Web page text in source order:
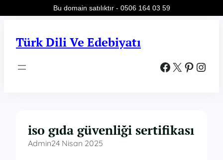
Türk Dili Ve Edebiyatı
Facebook X Pinterest Instagram
iso gıda güvenliği sertifikası
Admin24 Nisan 2025
Bu domain satılıktır - 0506 164 03 59